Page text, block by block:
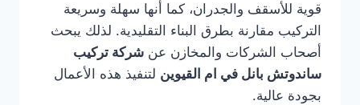
قوية للأسقف والجدران، كما أنها سهلة وسريعة
التركيب مقارنة بطرق البناء التقليدية. لذلك يبحث
أصحاب الشركات والمخازن عن شركة تركيب
ساندوتش بانل في ام القيوين لتنفيذ هذه الأعمال
بجودة عالية.